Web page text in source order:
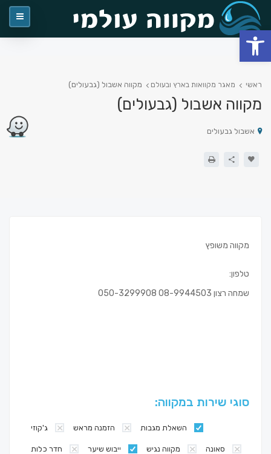
ראשי מאגר מקוואות בארץ ובעולם מקווה אשבול (גבעולים)
מקווה אשבול (גבעולים)
אשבול גבעולים
מקווה משופץ
טלפון:
שמחה רצון 08-9944503 050-3299908
סוגי שירות במקווה:
ג'קוזי הזמנה מראש השאלת מגבות
חדר כלות ייבוש שיער מקווה נגיש סאונה
פתח סרגל נגישות